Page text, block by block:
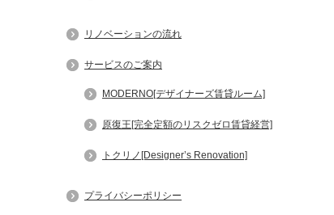
リノベーションの流れ
サービスのご案内
MODERNO[デザイナーズ賃貸ルーム]
原復王[完全定額のリスクゼロ賃貸経営]
トクリノ[Designer’s Renovation]
プライバシーポリシー